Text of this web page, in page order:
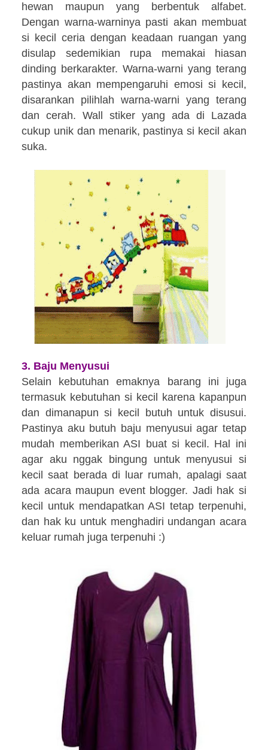
hewan maupun yang berbentuk alfabet.
Dengan warna-warninya pasti akan membuat
si kecil ceria dengan keadaan ruangan yang
disulap sedemikian rupa memakai hiasan
dinding berkarakter. Warna-warni yang terang
pastinya akan mempengaruhi emosi si kecil,
disarankan pilihlah warna-warni yang terang
dan cerah. Wall stiker yang ada di Lazada
cukup unik dan menarik, pastinya si kecil akan
suka.
3. Baju Menyusui
Selain kebutuhan emaknya barang ini juga
termasuk kebutuhan si kecil karena kapanpun
dan dimanapun si kecil butuh untuk disusui.
Pastinya aku butuh baju menyusui agar tetap
mudah memberikan ASI buat si kecil. Hal ini
agar aku nggak bingung untuk menyusui si
kecil saat berada di luar rumah, apalagi saat
ada acara maupun event blogger. Jadi hak si
kecil untuk mendapatkan ASI tetap terpenuhi,
dan hak ku untuk menghadiri undangan acara
keluar rumah juga terpenuhi :)